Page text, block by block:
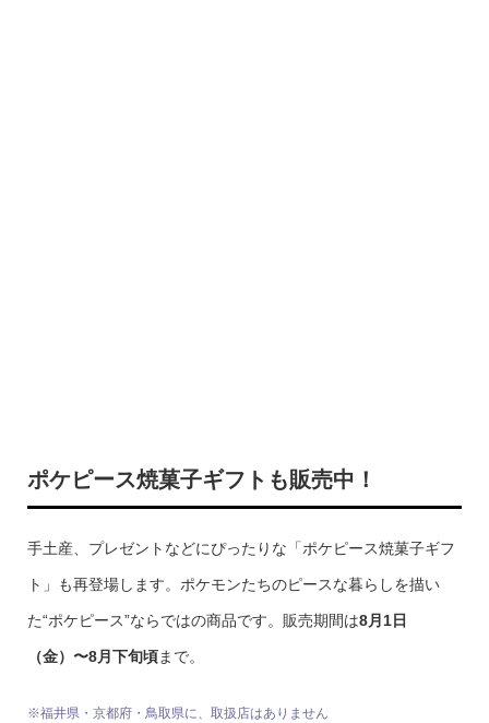
ポケピース焼菓子ギフトも販売中！
手土産、プレゼントなどにぴったりな「ポケピース焼菓子ギフ
ト」も再登場します。ポケモンたちのピースな暮らしを描い
た“ポケピース”ならではの商品です。販売期間は8月1日
（金）〜8月下旬頃まで。
※福井県・京都府・鳥取県に、取扱店はありません